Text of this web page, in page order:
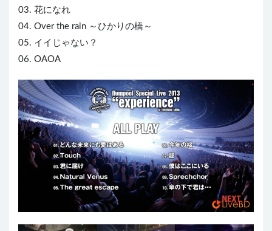
03. 花になれ
04. Over the rain ～ひかりの橋～
05. イイじゃない？
06. OAOA